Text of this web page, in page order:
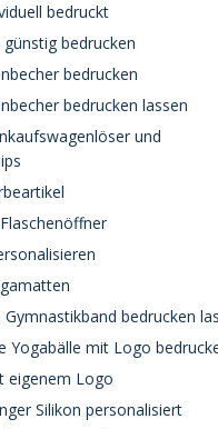
bedruckt
bedrucken
bedrucken
bedrucken lassen
und
bedrucken
Yogabälle mit Logo
eigenem Logo
Silikon personalisiert